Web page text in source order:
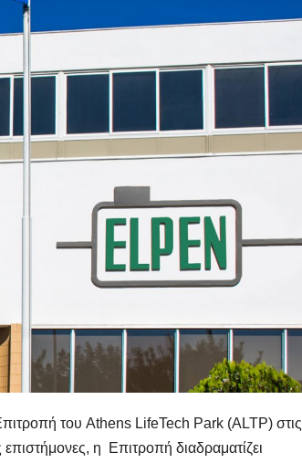
του Athens LifeTech Park (ALTP) στις
η Επιτροπή διαδραματίζει